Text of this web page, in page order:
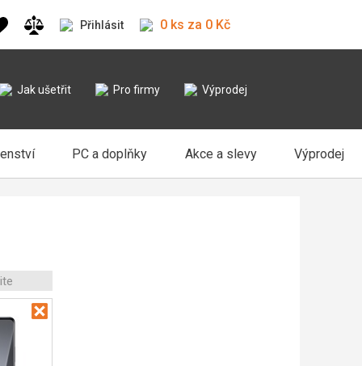
Přihlásit 0 ks za 0 Kč
Jak ušetřit Pro firmy Výprodej
PC a doplňky Akce a slevy Výprodej